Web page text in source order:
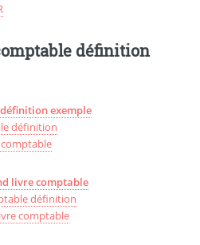
définition
exemple
définition
livre comptable
définition
comptable